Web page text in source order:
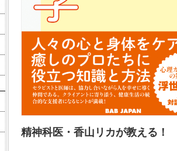
精神科医・香山リカが教える！